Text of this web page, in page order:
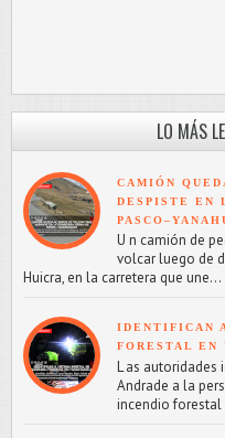
LO MÁS
CAMIÓN
DESPISTE EN
U n camión de
volcar luego de
Huicra, en la carretera que une...
IDENTIFICAN
FORESTAL EN
L as autoridades
Andrade a la
incendio forestal